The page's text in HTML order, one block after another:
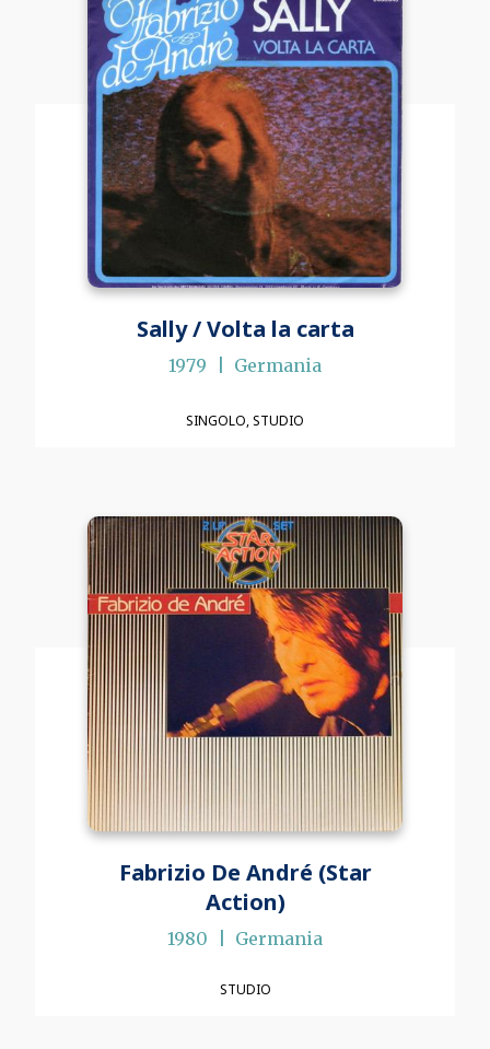
Sally / Volta la carta
1979 Germania
SINGOLO STUDIO
Fabrizio De André (Star
Action)
1980 Germania
STUDIO